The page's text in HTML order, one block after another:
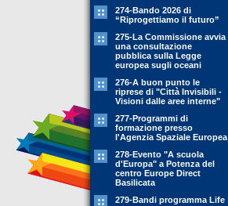
274-Bando 2026 di
“Riprogettiamo il futuro”
275-La Commissione avvia
una consultazione
pubblica sulla Legge
europea sugli oceani
276-A buon punto le
riprese di "Città Invisibili -
Visioni dalle aree interne"
277-Programmi di
formazione presso
l'Agenzia Spaziale Europea
278-Evento "A scuola
d'Europa" a Potenza del
centro Europe Direct
Basilicata
279-Bandi programma Life